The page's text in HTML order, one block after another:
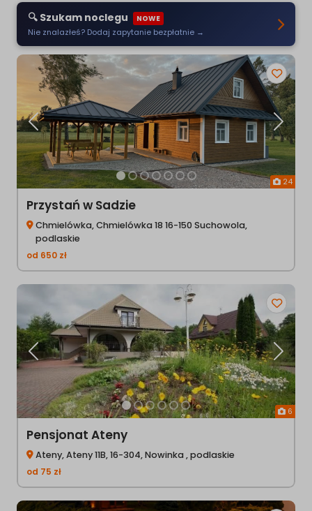
🔍 Szukam noclegu NOWE
Nie znalazłeś? Dodaj zapytanie bezpłatnie →
24
Poprzednia
Przystań w Sadzie
Chmielówka, Chmielówka 18 16-150 Suchowola,
podlaskie
od 650 zł
6
Poprzednia
Pensjonat Ateny
Ateny, Ateny 11B, 16-304, Nowinka , podlaskie
od 75 zł